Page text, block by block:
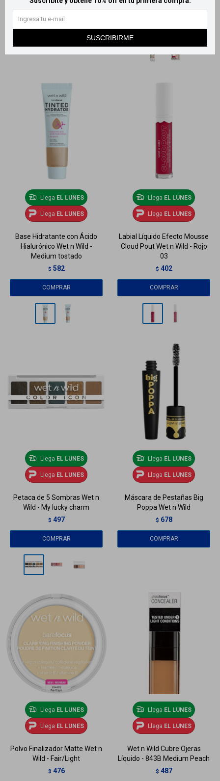
SUSCRIBIRME
Llega EL LUNES
Llega EL LUNES
Base Hidratante con Ácido
Hialurónico Wet n Wild -
Medium tostado
$ 582
Llega EL LUNES
Llega EL LUNES
Labial Líquido Efecto Mousse
Cloud Pout Wet n Wild - Rojo
03
$ 402
Llega EL LUNES
Llega EL LUNES
Petaca de 5 Sombras Wet n
Wild - My lucky charm
$ 497
Llega EL LUNES
Llega EL LUNES
Máscara de Pestañas Big
Poppa Wet n Wild
$ 678
Llega EL LUNES
Llega EL LUNES
Polvo Finalizador Matte Wet n
Wild - Fair/Light
$ 476
Llega EL LUNES
Llega EL LUNES
Wet n Wild Cubre Ojeras
Líquido - 843B Medium Peach
$ 487